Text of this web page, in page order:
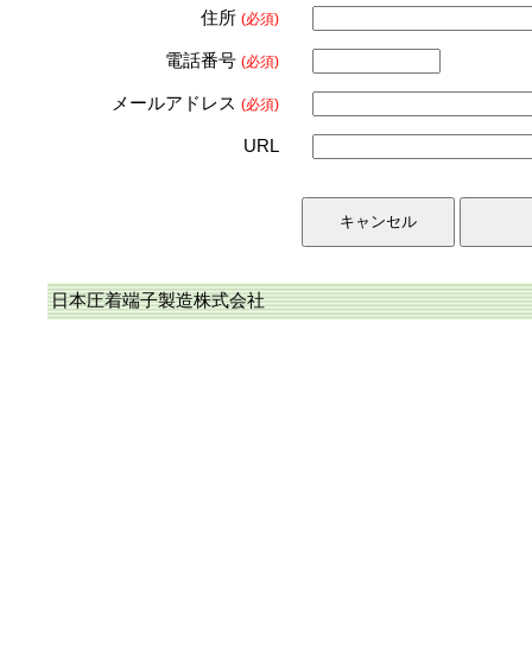
住所 (必須)
電話番号 (必須)
メールアドレス (必須)
URL
日本圧着端子製造株式会社